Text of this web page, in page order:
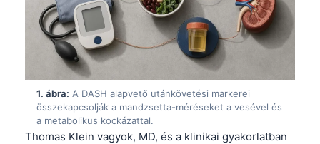
1. ábra: A DASH alapvető utánkövetési markerei
összekapcsolják a mandzsetta-méréseket a vesével és
a metabolikus kockázattal.
Thomas Klein vagyok, MD, és a klinikai gyakorlatban